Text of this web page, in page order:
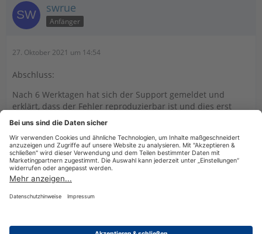
swrue
Anfänger
27. Oktober 2021 um 14:54
Abschluss:
Nach 6 Werktagen hat sich der Support gemeldet und
erklärt, dass der Fehler reproduzierbar ist und dies erst
durch ein zukünftiges Update behoben werden kann.
Alternativ kann die Version EÜR & Kasse 2021 genutzt
werden, weil dort der Fehler nicht reproduziert werden
kann.